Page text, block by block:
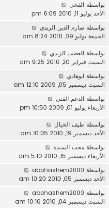
بواسطة الفخي
الأحد يوليو 11, 2010 6:09 pm
بواسطة صارم الدين الزيدي
الجمعة يوليو 09, 2010 8:24 am
بواسطة الغضب الزيدي
السبت فبراير 20, 2010 9:25 am
بواسطة ابوهادي
السبت ديسمبر 05, 2009 12:10 am
بواسطة الدعم الفني
الأربعاء يوليو 01, 2009 10:50 pm
بواسطة طيف الخيال
الأحد ديسمبر 19, 2010 10:05 am
بواسطة محب السيدة
الأربعاء ديسمبر 15, 2010 5:10 am
بواسطة abohashem2000
الأحد ديسمبر 05, 2010 10:20 am
بواسطة abohashem2000
السبت ديسمبر 04, 2010 10:16 am